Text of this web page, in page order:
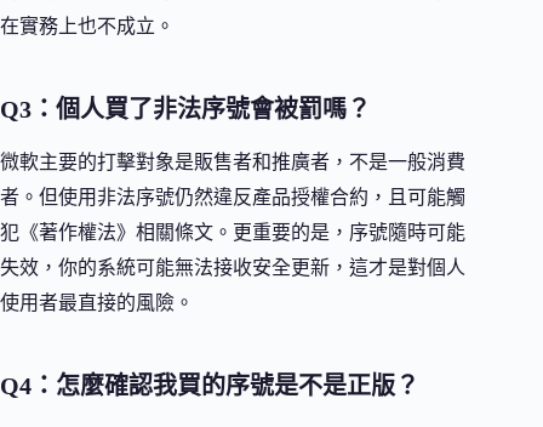
在實務上也不成立。
Q3：個人買了非法序號會被罰嗎？
微軟主要的打擊對象是販售者和推廣者，不是一般消費
者。但使用非法序號仍然違反產品授權合約，且可能觸
犯《著作權法》相關條文。更重要的是，序號隨時可能
失效，你的系統可能無法接收安全更新，這才是對個人
使用者最直接的風險。
Q4：怎麼確認我買的序號是不是正版？